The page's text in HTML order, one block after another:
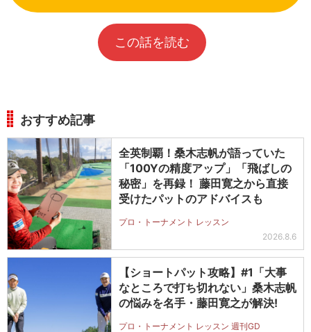
この話を読む
おすすめ記事
全英制覇！桑木志帆が語っていた
「100Yの精度アップ」「飛ばしの
秘密」を再録！ 藤田寛之から直接
受けたパットのアドバイスも
プロ・トーナメント レッスン
2026.8.6
【ショートパット攻略】#1「大事
なところで打ち切れない」桑木志帆
の悩みを名手・藤田寛之が解決!
プロ・トーナメント レッスン 週刊GD